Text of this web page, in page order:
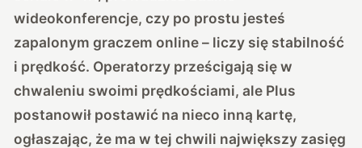
wideokonferencje, czy po prostu jesteś
zapalonym graczem online – liczy się stabilność
i prędkość. Operatorzy prześcigają się w
chwaleniu swoimi prędkościami, ale Plus
postanowił postawić na nieco inną kartę,
ogłaszając, że ma w tej chwili największy zasięg